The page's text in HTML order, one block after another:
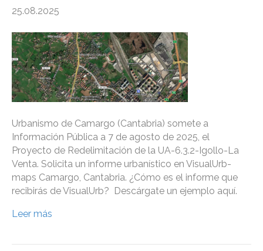
25.08.2025
Urbanismo de Camargo (Cantabria) somete a
Información Pública a 7 de agosto de 2025, el
Proyecto de Redelimitación de la UA-6.3.2-Igollo-La
Venta. Solicita un informe urbanístico en VisualUrb-
maps Camargo, Cantabria. ¿Cómo es el informe que
recibirás de VisualUrb? Descárgate un ejemplo aquí.
Leer más